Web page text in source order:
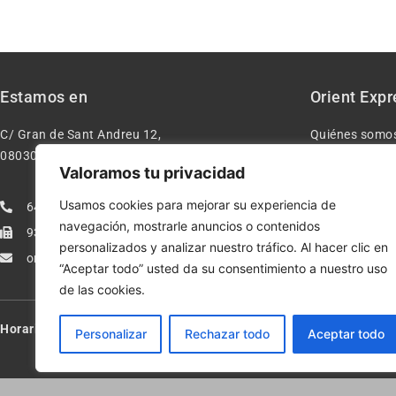
Valoramos tu privacidad
Usamos cookies para mejorar su experiencia de
navegación, mostrarle anuncios o contenidos
personalizados y analizar nuestro tráfico. Al hacer clic en
“Aceptar todo” usted da su consentimiento a nuestro uso
de las cookies.
Personalizar Rechazar todo Aceptar todo
Estamos en
C/ Gran de Sant Andreu 12,
08030 – Barcelona España
640277962
933113005
orientexpressmodelismo@gmail.com
Orient
Quiénes
Condiciones
Política de
Política de
Horario: Lun-Vie de 10:00-13:30 y 17:00-20:00 – Sáb de 10:00-13:30